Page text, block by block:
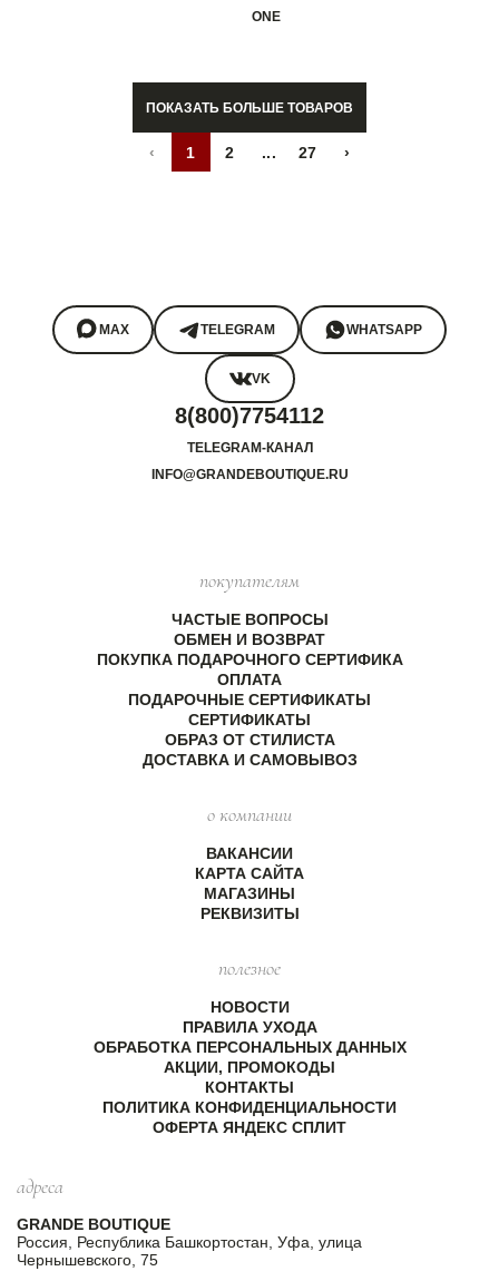
ONE
ПОКАЗАТЬ БОЛЬШЕ ТОВАРОВ
‹ 1 2 ... 27 ›
MAX TELEGRAM WHATSAPP
VK
8(800)7754112
TELEGRAM-КАНАЛ
INFO@GRANDEBOUTIQUE.RU
покупателям
ЧАСТЫЕ ВОПРОСЫ
ОБМЕН И ВОЗВРАТ
ПОКУПКА ПОДАРОЧНОГО СЕРТИФИКА
ОПЛАТА
ПОДАРОЧНЫЕ СЕРТИФИКАТЫ
СЕРТИФИКАТЫ
ОБРАЗ ОТ СТИЛИСТА
ДОСТАВКА И САМОВЫВОЗ
о компании
ВАКАНСИИ
КАРТА САЙТА
МАГАЗИНЫ
РЕКВИЗИТЫ
полезное
НОВОСТИ
ПРАВИЛА УХОДА
ОБРАБОТКА ПЕРСОНАЛЬНЫХ ДАННЫХ
АКЦИИ, ПРОМОКОДЫ
КОНТАКТЫ
ПОЛИТИКА КОНФИДЕНЦИАЛЬНОСТИ
ОФЕРТА ЯНДЕКС СПЛИТ
адреса
GRANDE BOUTIQUE
Россия, Республика Башкортостан, Уфа, улица
Чернышевского, 75